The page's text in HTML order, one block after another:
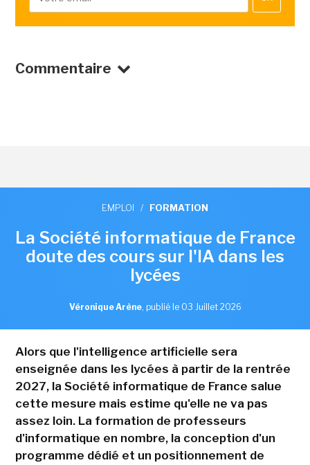
Commentaire
EMPLOI / FORMATION
La Société informatique de France
doute des cours sur l'IA dans les
lycées
Véronique Arène, publié le 03 Juillet 2026
Alors que l'intelligence artificielle sera
enseignée dans les lycées à partir de la rentrée
2027, la Société informatique de France salue
cette mesure mais estime qu'elle ne va pas
assez loin. La formation de professeurs
d'informatique en nombre, la conception d'un
programme dédié et un positionnement de